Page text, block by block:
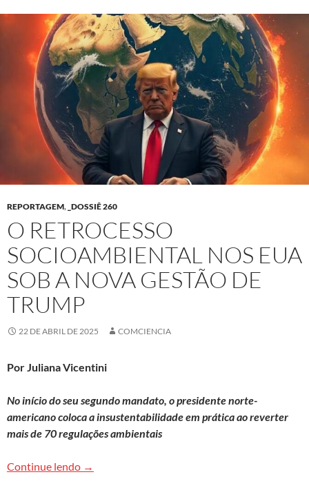
REPORTAGEM, _DOSSIÊ 260
O RETROCESSO
SOCIOAMBIENTAL NOS EUA
SOB A NOVA GESTÃO DE
TRUMP
22 DE ABRIL DE 2025 COMCIENCIA
Por Juliana Vicentini
No início do seu segundo mandato, o presidente norte-
americano coloca a insustentabilidade em prática ao reverter
mais de 70 regulações ambientais
Continue lendo O retrocesso socioambiental nos EUA sob a
→